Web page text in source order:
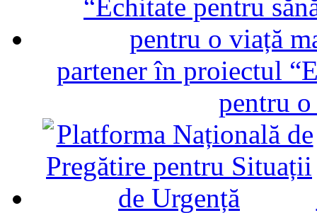
partener în proiectul
pentru